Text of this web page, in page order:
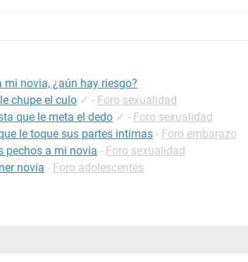
novia, ¿aún hay riesgo?
chupe el culo ✓ - Foro sexualidad
que le meta el dedo ✓ - Foro sexualidad
le toque sus partes intimas - Foro embarazo
pechos a mi novia - Foro sexualidad
novia - Foro adolescentes